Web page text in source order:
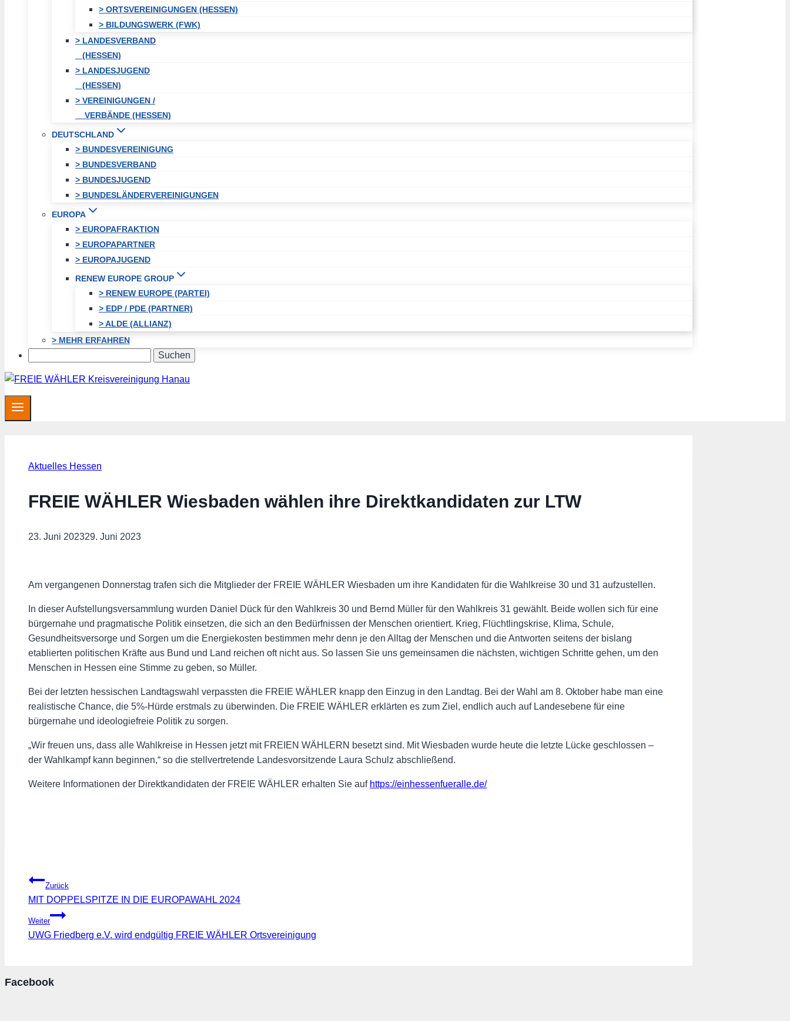
> ORTSVEREINIGUNGEN (HESSEN)
> BILDUNGSWERK (FWK)
> LANDESVERBAND
(HESSEN)
> LANDESJUGEND
(HESSEN)
> VEREINIGUNGEN /
VERBÄNDE (HESSEN)
DEUTSCHLAND
> BUNDESVEREINIGUNG
> BUNDESVERBAND
> BUNDESJUGEND
> BUNDESLÄNDERVEREINIGUNGEN
EUROPA
> EUROPAFRAKTION
> EUROPAPARTNER
> EUROPAJUGEND
RENEW EUROPE GROUP
> RENEW EUROPE (PARTEI)
> EDP / PDE (PARTNER)
> ALDE (ALLIANZ)
> MEHR ERFAHREN
Aktuelles Hessen
FREIE WÄHLER Wiesbaden wählen ihre Direktkandidaten zur LTW
23. Juni 202329. Juni 2023
Am vergangenen Donnerstag trafen sich die Mitglieder der FREIE WÄHLER Wiesbaden um ihre Kandidaten für die Wahlkreise 30 und 31 aufzustellen.
In dieser Aufstellungsversammlung wurden Daniel Dück für den Wahlkreis 30 und Bernd Müller für den Wahlkreis 31 gewählt. Beide wollen sich für eine
bürgernahe und pragmatische Politik einsetzen, die sich an den Bedürfnissen der Menschen orientiert. Krieg, Flüchtlingskrise, Klima, Schule,
Gesundheitsversorge und Sorgen um die Energiekosten bestimmen mehr denn je den Alltag der Menschen und die Antworten seitens der bislang
etablierten politischen Kräfte aus Bund und Land reichen oft nicht aus. So lassen Sie uns gemeinsamen die nächsten, wichtigen Schritte gehen, um den
Menschen in Hessen eine Stimme zu geben, so Müller.
Bei der letzten hessischen Landtagswahl verpassten die FREIE WÄHLER knapp den Einzug in den Landtag. Bei der Wahl am 8. Oktober habe man eine
realistische Chance, die 5%-Hürde erstmals zu überwinden. Die FREIE WÄHLER erklärten es zum Ziel, endlich auch auf Landesebene für eine
bürgernahe und ideologiefreie Politik zu sorgen.
„Wir freuen uns, dass alle Wahlkreise in Hessen jetzt mit FREIEN WÄHLERN besetzt sind. Mit Wiesbaden wurde heute die letzte Lücke geschlossen –
der Wahlkampf kann beginnen,“ so die stellvertretende Landesvorsitzende Laura Schulz abschließend.
Weitere Informationen der Direktkandidaten der FREIE WÄHLER erhalten Sie auf https://einhessenfueralle.de/
Beitragsnavigation
Zurück
MIT DOPPELSPITZE IN DIE EUROPAWAHL 2024
Weiter
UWG Friedberg e.V. wird endgültig FREIE WÄHLER Ortsvereinigung
Facebook